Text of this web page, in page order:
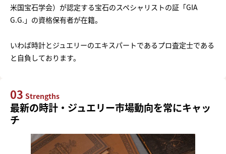
米国宝石学会）が認定する宝石のスペシャリストの証「GIA
G.G.」の資格保有者が在籍。
いわば時計とジュエリーのエキスパートであるプロ査定士である
と自負しております。
03 Strengths
最新の時計・ジュエリー市場動向を常にキャッ
チ